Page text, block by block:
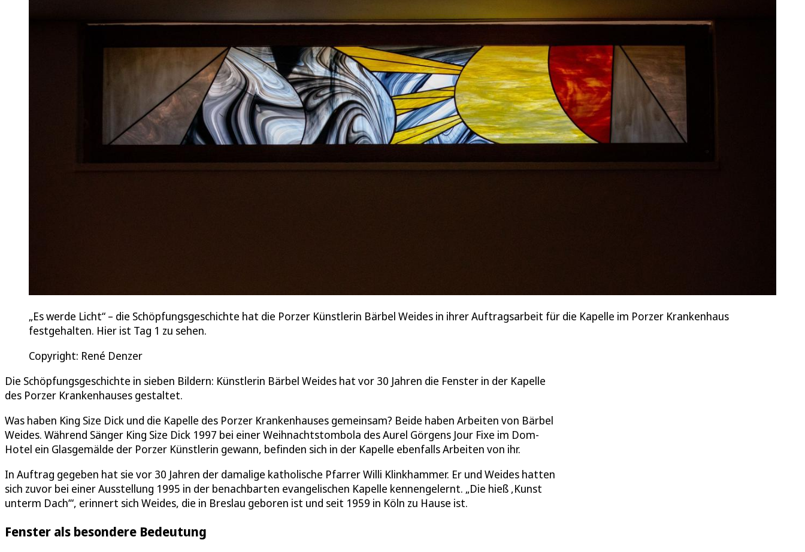
„Es werde Licht“ – die Schöpfungsgeschichte hat die Porzer Künstlerin Bärbel Weides in ihrer Auftragsarbeit für die Kapelle im Porzer Krankenhaus
festgehalten. Hier ist Tag 1 zu sehen.
Copyright: René Denzer
Die Schöpfungsgeschichte in sieben Bildern: Künstlerin Bärbel Weides hat vor 30 Jahren die Fenster in der Kapelle
des Porzer Krankenhauses gestaltet.
Was haben King Size Dick und die Kapelle des Porzer Krankenhauses gemeinsam? Beide haben Arbeiten von Bärbel
Weides. Während Sänger King Size Dick 1997 bei einer Weihnachtstombola des Aurel Görgens Jour Fixe im Dom-
Hotel ein Glasgemälde der Porzer Künstlerin gewann, befinden sich in der Kapelle ebenfalls Arbeiten von ihr.
In Auftrag gegeben hat sie vor 30 Jahren der damalige katholische Pfarrer Willi Klinkhammer. Er und Weides hatten
sich zuvor bei einer Ausstellung 1995 in der benachbarten evangelischen Kapelle kennengelernt. „Die hieß ,Kunst
unterm Dach‘“, erinnert sich Weides, die in Breslau geboren ist und seit 1959 in Köln zu Hause ist.
Fenster als besondere Bedeutung